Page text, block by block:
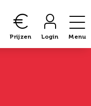
Prijzen Login Menu